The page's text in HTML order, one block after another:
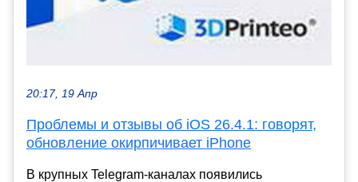
20:17, 19 Апр
Проблемы и отзывы об iOS 26.4.1: говорят,
обновление окирпичивает iPhone
В крупных Telegram-каналах появились